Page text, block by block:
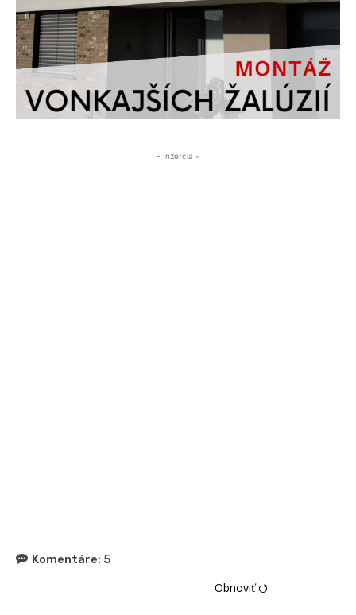
- Inzercia -
Komentáre: 5
Obnoviť ⭯